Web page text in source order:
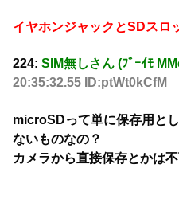
イヤホンジャックとSDスロ
224: SIM無しさん (ﾌﾞｰｲﾓ
20:35:32.55 ID:ptWt0kCfM
microSDって単に保存用と
ないものなの？
カメラから直接保存とかは